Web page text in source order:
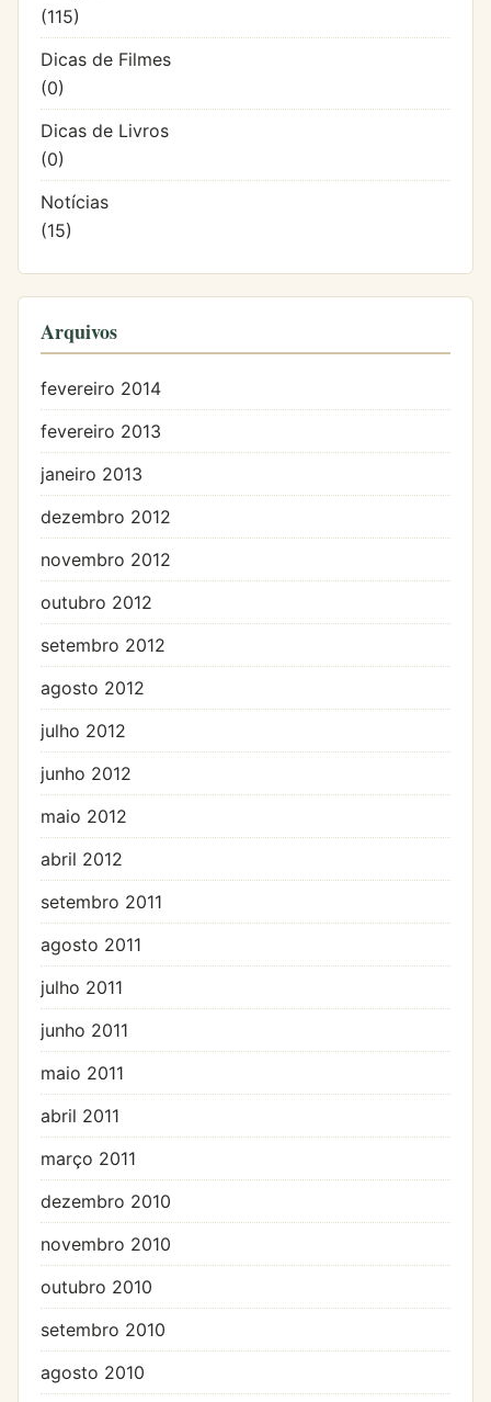
(115)
Dicas de Filmes
(0)
Dicas de Livros
(0)
Notícias
(15)
Arquivos
fevereiro 2014
fevereiro 2013
janeiro 2013
dezembro 2012
novembro 2012
outubro 2012
setembro 2012
agosto 2012
julho 2012
junho 2012
maio 2012
abril 2012
setembro 2011
agosto 2011
julho 2011
junho 2011
maio 2011
abril 2011
março 2011
dezembro 2010
novembro 2010
outubro 2010
setembro 2010
agosto 2010